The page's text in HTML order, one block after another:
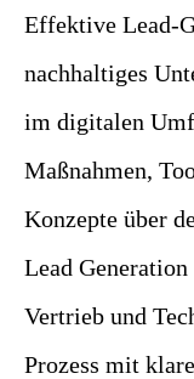
Effektive Lead-
nachhaltiges
im digitalen
Maßnahmen,
Konzepte über
Lead
Vertrieb und
Prozess mit